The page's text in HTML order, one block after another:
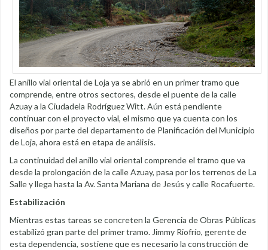
El anillo vial oriental de Loja ya se abrió en un primer tramo que
comprende, entre otros sectores, desde el puente de la calle
Azuay a la Ciudadela Rodríguez Witt. Aún está pendiente
continuar con el proyecto vial, el mismo que ya cuenta con los
diseños por parte del departamento de Planificación del Municipio
de Loja, ahora está en etapa de análisis.
La continuidad del anillo vial oriental comprende el tramo que va
desde la prolongación de la calle Azuay, pasa por los terrenos de La
Salle y llega hasta la Av. Santa Mariana de Jesús y calle Rocafuerte.
Estabilización
Mientras estas tareas se concreten la Gerencia de Obras Públicas
estabilizó gran parte del primer tramo. Jimmy Riofrío, gerente de
esta dependencia, sostiene que es necesario la construcción de